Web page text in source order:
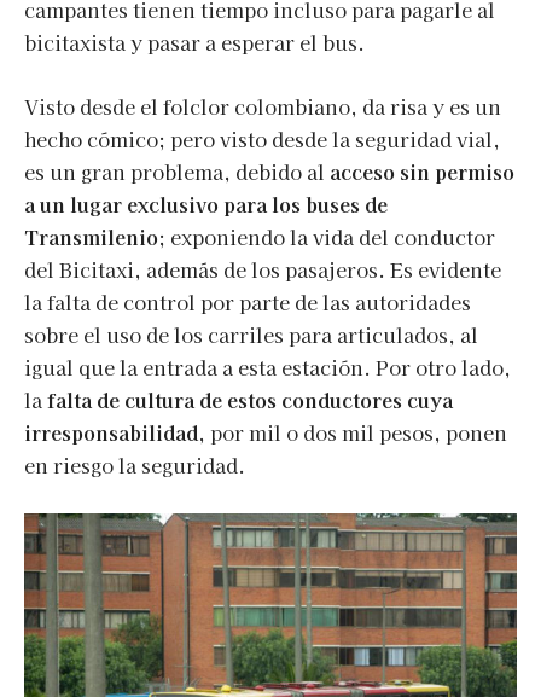
campantes tienen tiempo incluso para pagarle al
bicitaxista y pasar a esperar el bus.
Visto desde el folclor colombiano, da risa y es un
hecho cómico; pero visto desde la seguridad vial,
es un gran problema, debido al acceso sin permiso
a un lugar exclusivo para los buses de
Transmilenio; exponiendo la vida del conductor
del Bicitaxi, además de los pasajeros. Es evidente
la falta de control por parte de las autoridades
sobre el uso de los carriles para articulados, al
igual que la entrada a esta estación. Por otro lado,
lafalta de cultura de estos conductores cuya
irresponsabilidad, por mil o dos mil pesos, ponen
en riesgo la seguridad.